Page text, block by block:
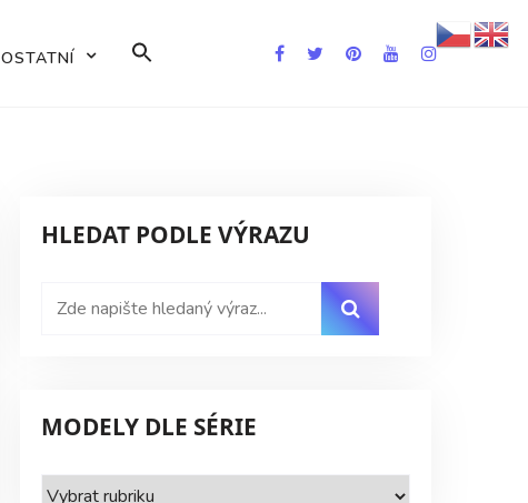
OSTATNÍ
HLEDAT PODLE VÝRAZU
MODELY DLE SÉRIE
Modely